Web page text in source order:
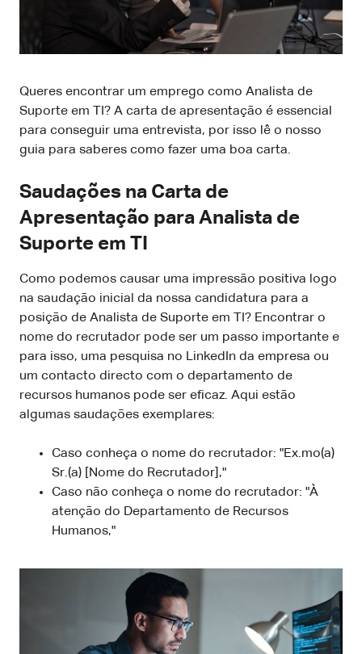
Queres encontrar um emprego como Analista de
Suporte em TI? A carta de apresentação é essencial
para conseguir uma entrevista, por isso lê o nosso
guia para saberes como fazer uma boa carta.
Saudações na Carta de
Apresentação para Analista de
Suporte em TI
Como podemos causar uma impressão positiva logo
na saudação inicial da nossa candidatura para a
posição de Analista de Suporte em TI? Encontrar o
nome do recrutador pode ser um passo importante e
para isso, uma pesquisa no LinkedIn da empresa ou
um contacto directo com o departamento de
recursos humanos pode ser eficaz. Aqui estão
algumas saudações exemplares:
Caso conheça o nome do recrutador: "Ex.mo(a)
Sr.(a) [Nome do Recrutador],"
Caso não conheça o nome do recrutador: "À
atenção do Departamento de Recursos
Humanos,"